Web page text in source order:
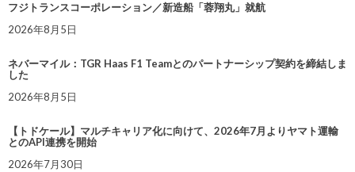
フジトランスコーポレーション／新造船「蓉翔丸」就航
2026年8月5日
ネバーマイル：TGR Haas F1 Teamとのパートナーシップ契約を締結しま
した
2026年8月5日
【トドケール】マルチキャリア化に向けて、2026年7月よりヤマト運輸
とのAPI連携を開始
2026年7月30日